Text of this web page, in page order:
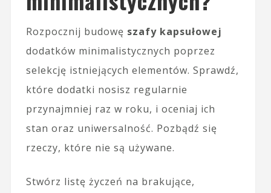
Rozpocznij budowę szafy kapsułowej
dodatków minimalistycznych poprzez
selekcję istniejących elementów. Sprawdź,
które dodatki nosisz regularnie
przynajmniej raz w roku, i oceniaj ich
stan oraz uniwersalność. Pozbądź się
rzeczy, które nie są używane.
Stwórz listę życzeń na brakujące,